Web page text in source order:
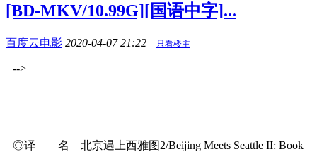
[BD-MKV/10.99G][国语中字]...
百度云电影 2020-04-07 21:22 只看楼主
-->
◎译 名 北京遇上西雅图2/Beijing Meets Seattle II: Book